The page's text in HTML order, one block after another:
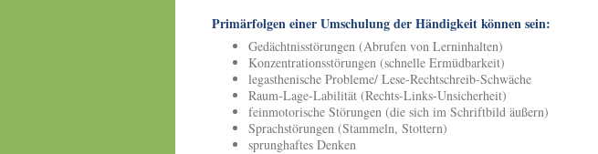
Primärfolgen einer Umschulung der Händigkeit können sein:
Gedächtnisstörungen (Abrufen von Lerninhalten)
Konzentrationsstörungen (schnelle Ermüdbarkeit)
legasthenische Probleme/ Lese-Rechtschreib-Schwäche
Raum-Lage-Labilität (Rechts-Links-Unsicherheit)
feinmotorische Störungen (die sich im Schriftbild äußern)
Sprachstörungen (Stammeln, Stottern)
sprunghaftes Denken